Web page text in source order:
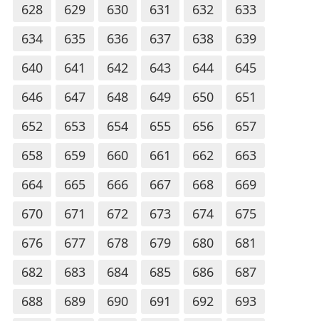
628
629 630 631 632
633
634
635 636 637 638
639
640
641 642 643 644
645
646
647 648 649 650
651
652
653 654 655 656
657
658
659 660 661 662
663
664
665 666 667 668
669
670
671 672 673 674
675
676
677 678 679 680
681
682
683 684 685 686
687
688
689 690 691 692
693